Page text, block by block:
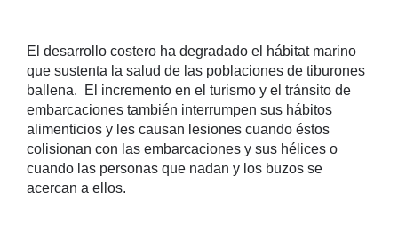
El desarrollo costero ha degradado el hábitat marino
que sustenta la salud de las poblaciones de tiburones
ballena. El incremento en el turismo y el tránsito de
embarcaciones también interrumpen sus hábitos
alimenticios y les causan lesiones cuando éstos
colisionan con las embarcaciones y sus hélices o
cuando las personas que nadan y los buzos se
acercan a ellos.